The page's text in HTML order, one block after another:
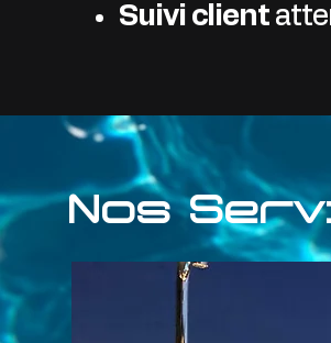
Suivi client
Nos